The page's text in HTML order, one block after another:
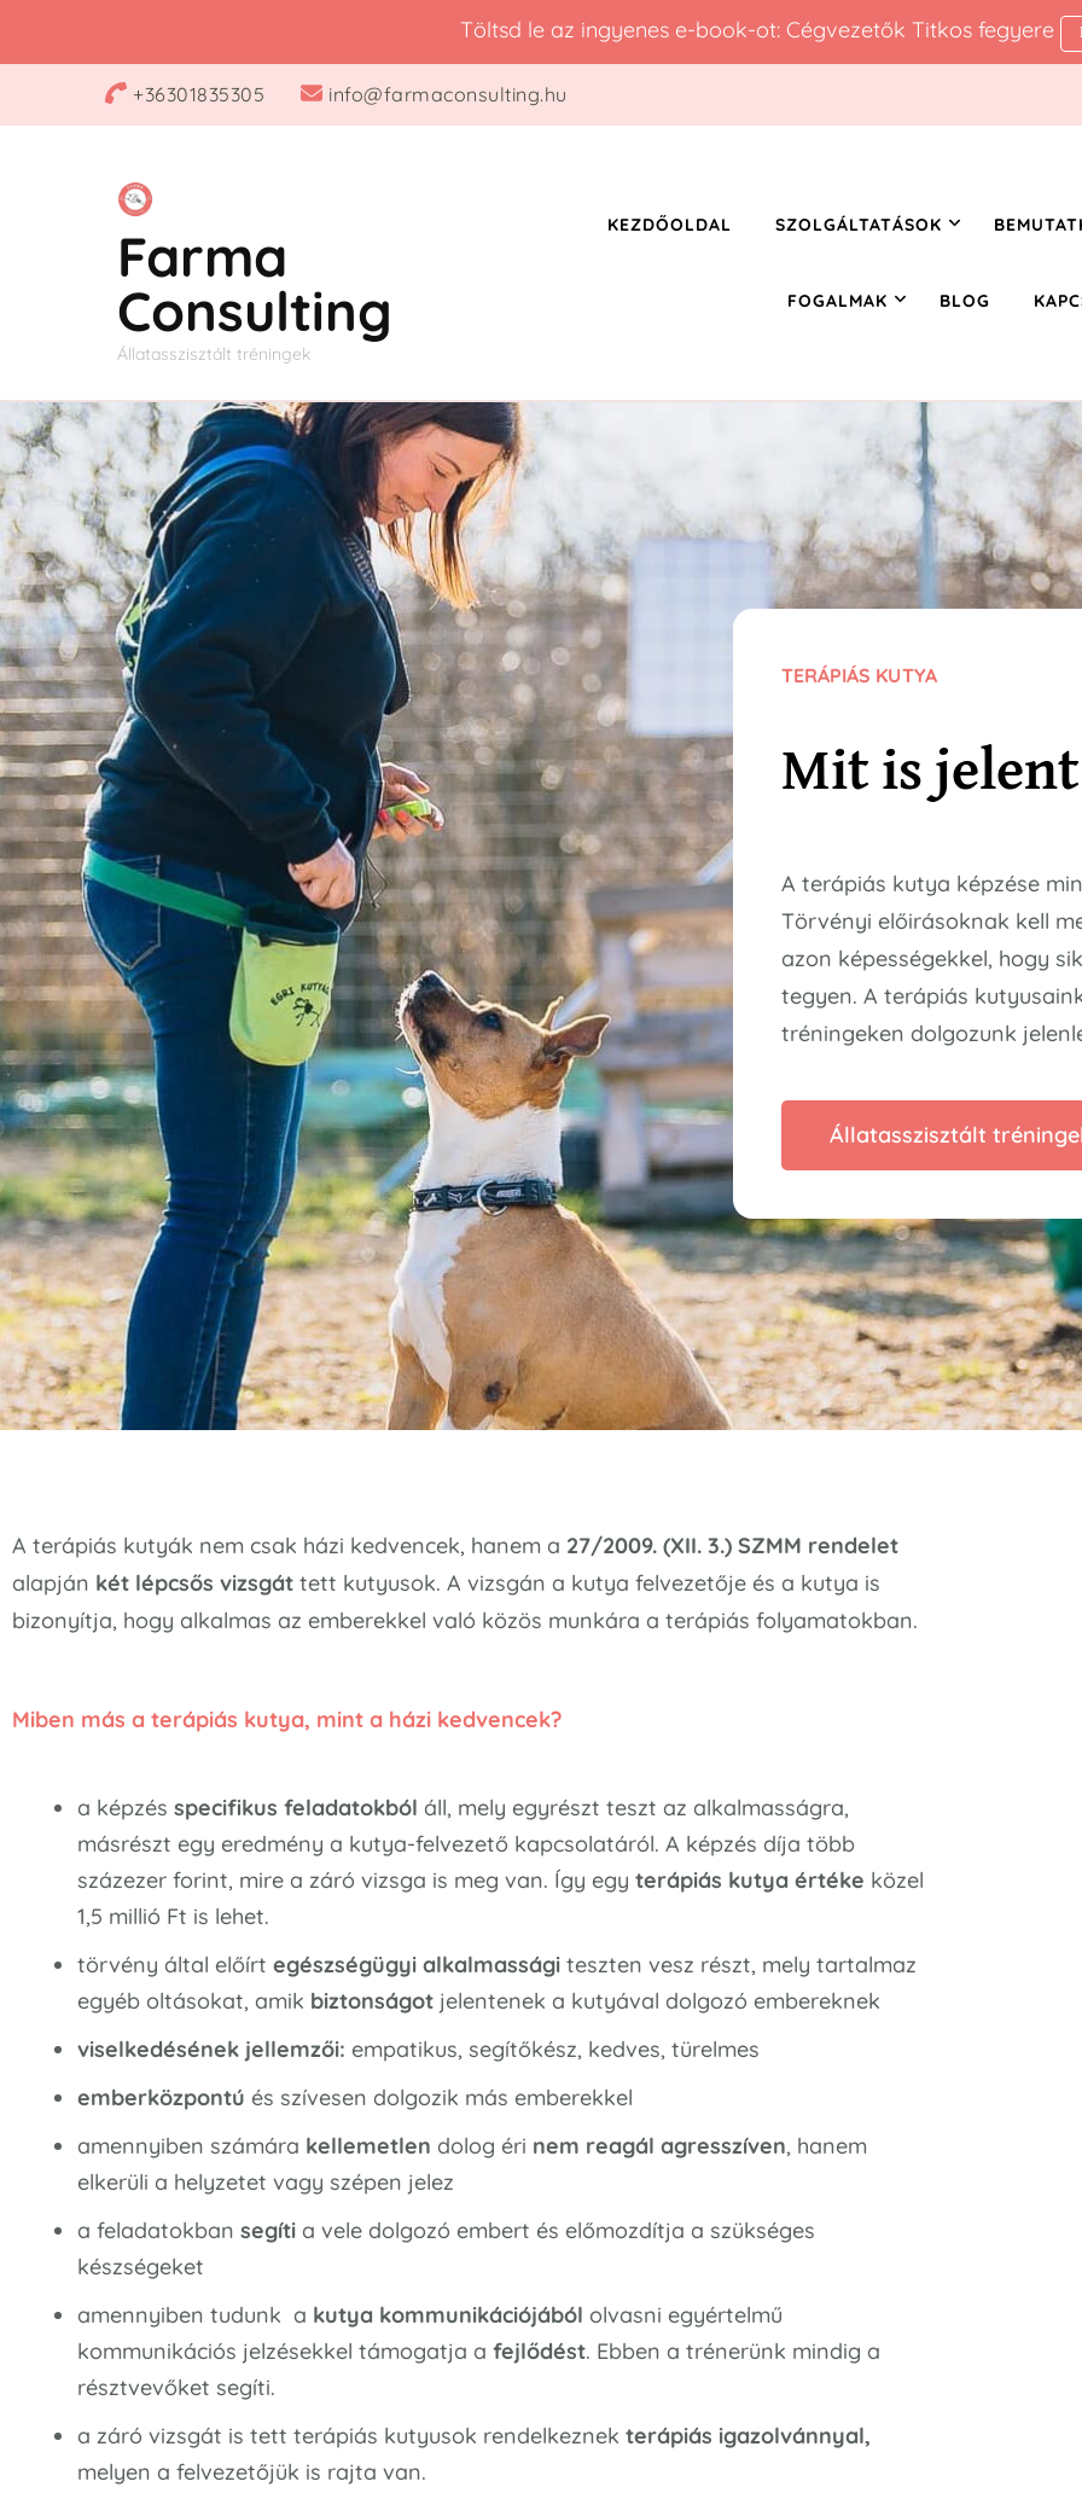
Töltsd le az ingyenes e-book-ot: Cégvezetők Titkos fegyere
+36301835305 info@farmaconsulting.hu
Farma
Consulting
Állatasszisztált tréningek
KEZDŐOLDAL SZOLGÁLTATÁSOK
FOGALMAK BLOG
TERÁPIÁS KUTYA
Mit is
A terápiás kutya képzése
Törvényi előirásoknak kell
azon képességekkel, hogy
tegyen. A terápiás
tréningeken dolgozunk
Állatasszisztált
A terápiás kutyák nem csak házi kedvencek, hanem a 27/2009. (XII. 3.) SZMM rendelet
alapján két lépcsős vizsgát tett kutyusok. A vizsgán a kutya felvezetője és a kutya is
bizonyítja, hogy alkalmas az emberekkel való közös munkára a terápiás folyamatokban.
Miben más a terápiás kutya, mint a házi kedvencek?
a képzés specifikus feladatokból áll, mely egyrészt teszt az alkalmasságra,
másrészt egy eredmény a kutya-felvezető kapcsolatáról. A képzés díja több
százezer forint, mire a záró vizsga is meg van. Így egy terápiás kutya értéke közel
1,5 millió Ft is lehet.
törvény által előírt egészségügyi alkalmassági teszten vesz részt, mely tartalmaz
egyéb oltásokat, amik biztonságot jelentenek a kutyával dolgozó embereknek
viselkedésének jellemzői: empatikus, segítőkész, kedves, türelmes
emberközpontú és szívesen dolgozik más emberekkel
amennyiben számára kellemetlen dolog éri nem reagál agresszíven, hanem
elkerüli a helyzetet vagy szépen jelez
a feladatokban segíti a vele dolgozó embert és előmozdítja a szükséges
készségeket
amennyiben tudunk a kutya kommunikációjából olvasni egyértelmű
kommunikációs jelzésekkel támogatja a fejlődést. Ebben a trénerünk mindig a
résztvevőket segíti.
a záró vizsgát is tett terápiás kutyusok rendelkeznek terápiás igazolvánnyal,
melyen a felvezetőjük is rajta van.